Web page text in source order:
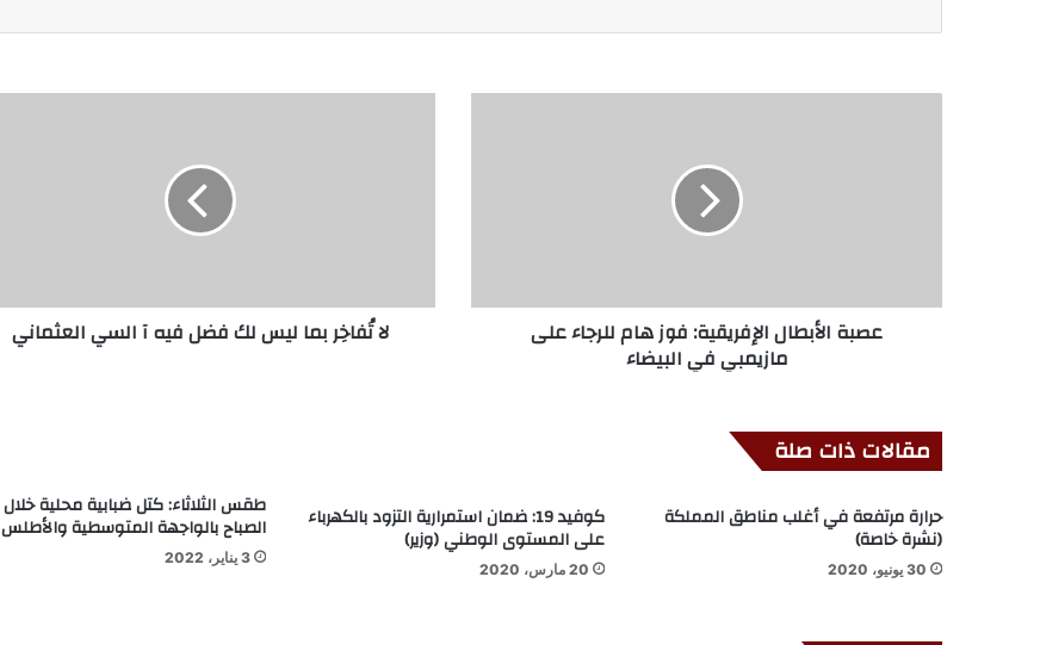
عصبة الأبطال الإفريقية: فوز هام للرجاء على
مازيمبي في البيضاء
لا تُفاخِر بما ليس لك فضل فيه آ السي العثماني
مقالات ذات صلة
حرارة مرتفعة في أغلب مناطق المملكة
(نشرة خاصة)
30 يونيو، 2020
كوفيد 19: ضمان استمرارية التزود بالكهرباء
على المستوى الوطني (وزير)
20 مارس، 2020
طقس الثلاثاء: كتل ضبابية محلية خلال
الصباح بالواجهة المتوسطية والأطلس
3 يناير، 2022